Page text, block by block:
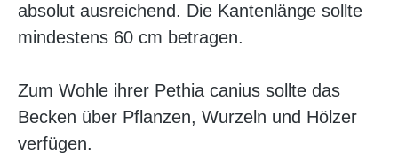
absolut ausreichend. Die Kantenlänge sollte
mindestens 60 cm betragen.
Zum Wohle ihrer Pethia canius sollte das
Becken über Pflanzen, Wurzeln und Hölzer
verfügen.